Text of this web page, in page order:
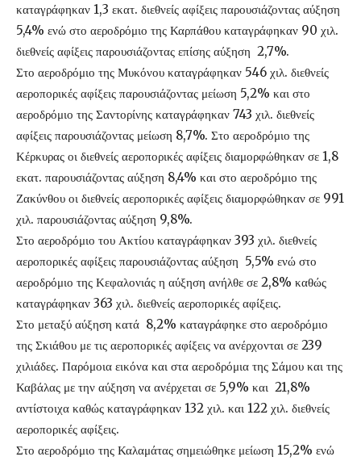
καταγράφηκαν 1,3 εκατ. διεθνείς αφίξεις παρουσιάζοντας αύξηση
5,4% ενώ στο αεροδρόμιο της Καρπάθου καταγράφηκαν 90 χιλ.
διεθνείς αφίξεις παρουσιάζοντας επίσης αύξηση 2,7%.
Στο αεροδρόμιο της Μυκόνου καταγράφηκαν 546 χιλ. διεθνείς
αεροπορικές αφίξεις παρουσιάζοντας μείωση 5,2% και στο
αεροδρόμιο της Σαντορίνης καταγράφηκαν 743 χιλ. διεθνείς
αφίξεις παρουσιάζοντας μείωση 8,7%. Στο αεροδρόμιο της
Κέρκυρας οι διεθνείς αεροπορικές αφίξεις διαμορφώθηκαν σε 1,8
εκατ. παρουσιάζοντας αύξηση 8,4% και στο αεροδρόμιο της
Ζακύνθου οι διεθνείς αεροπορικές αφίξεις διαμορφώθηκαν σε 991
χιλ. παρουσιάζοντας αύξηση 9,8%.
Στο αεροδρόμιο του Ακτίου καταγράφηκαν 393 χιλ. διεθνείς
αεροπορικές αφίξεις παρουσιάζοντας αύξηση 5,5% ενώ στο
αεροδρόμιο της Κεφαλονιάς η αύξηση ανήλθε σε 2,8% καθώς
καταγράφηκαν 363 χιλ. διεθνείς αεροπορικές αφίξεις.
Στο μεταξύ αύξηση κατά 8,2% καταγράφηκε στο αεροδρόμιο
της Σκιάθου με τις αεροπορικές αφίξεις να ανέρχονται σε 239
χιλιάδες. Παρόμοια εικόνα και στα αεροδρόμια της Σάμου και της
Καβάλας με την αύξηση να ανέρχεται σε 5,9% και 21,8%
αντίστοιχα καθώς καταγράφηκαν 132 χιλ. και 122 χιλ. διεθνείς
αεροπορικές αφίξεις.
Στο αεροδρόμιο της Καλαμάτας σημειώθηκε μείωση 15,2% ενώ